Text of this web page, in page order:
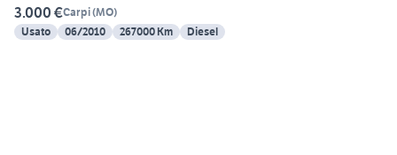
3.000 €Carpi(MO)
Usato
06/2010 267000 Km Diesel